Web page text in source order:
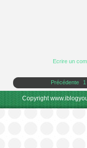
Ecrire un
Précédente 1
Copyright